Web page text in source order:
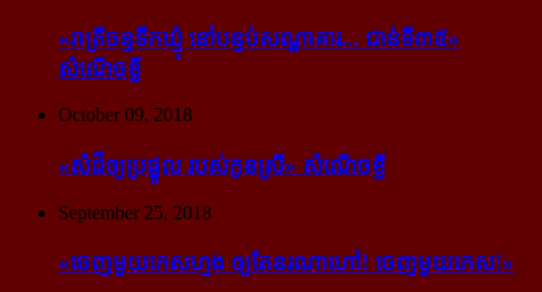
«រាត្រីចន្ទទឹកឃ្មុំ នៅបន្ទប់សណ្ឋាគារ... ជាន់ទី៣៥»
សំណើចខ្លី
October 09, 2018
«សំដី​ឲ្យ​ប្រផ្នូល របស់​កូនស្រី» សំណើចខ្លី
September 25, 2018
«ចេញ​មួយ​កេស​ហ្មង ឲ្យ​តែ​នរណា​ហៅ! ចេញ​មួយ​កេស!»